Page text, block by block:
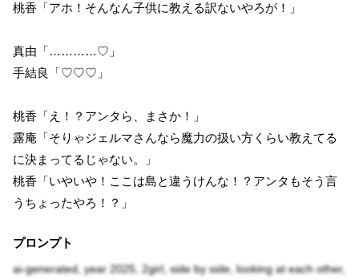
桃香「アホ！そんなん子供に教える訳ないやろが！」
真由「…………♡」
手結良「♡♡♡」
桃香「え！？アンタら、まさか！」
露庵「そりゃジェルマさんなら魔力の扱い方くらい教えてる
に決まってるじゃない。」
桃香「いやいや！ここは島と違うけんな！？アンタもそう言
うちょったやろ！？」
プロンプト
ai-generated, year 2025, 2girl, side by side, looking at each other,